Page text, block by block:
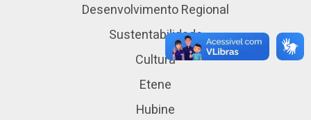
Desenvolvimento Regional
Sustentabilidade
Cultura
Etene
Hubine